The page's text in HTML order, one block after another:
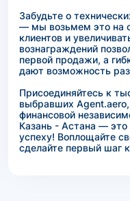
Забудьте о
— мы возьмем это на
клиентов и
вознаграждений
первой продажи, а
дают возможность
Присоединяйтесь к
выбравших Agent.aero,
финансовой
Казань - Астана — это
успеху! Воплощайте
сделайте первый шаг